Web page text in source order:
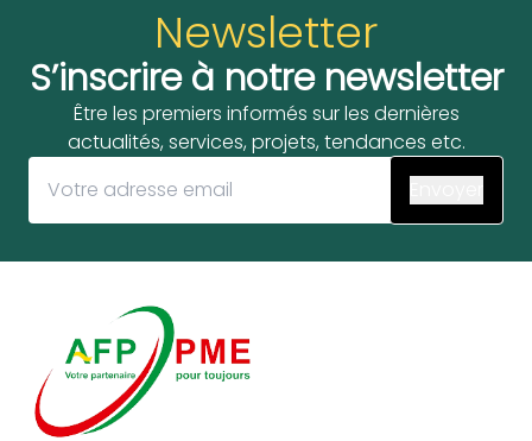
Newsletter
S’inscrire à notre newsletter
Être les premiers informés sur les dernières
actualités, services, projets, tendances etc.